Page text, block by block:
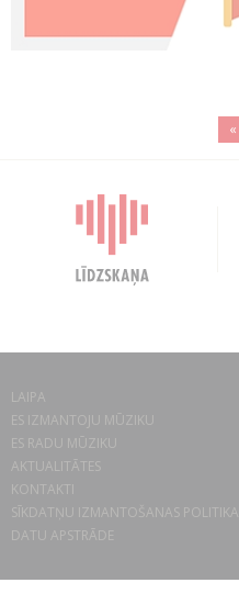
«
LAIPA
ES IZMANTOJU MŪZIKU
ES RADU MŪZIKU
AKTUALITĀTES
KONTAKTI
SĪKDATŅU IZMANTOŠANAS POLITIKA
DATU APSTRĀDE